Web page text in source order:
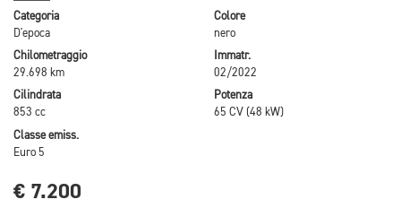
Categoria
D'epoca
Colore
nero
Chilometraggio
29.698 km
Immatr.
02/2022
Cilindrata
853 cc
Potenza
65 CV (48 kW)
Classe emiss.
Euro 5
€ 7.200